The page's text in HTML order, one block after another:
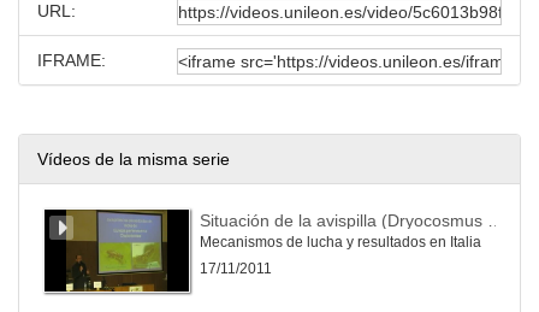
URL:
IFRAME:
Vídeos de la misma serie
Mecanismos de lucha y resultados en Italia
17/11/2011